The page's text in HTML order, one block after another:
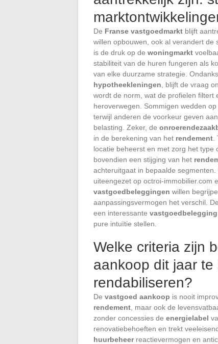
De Franse vastgoedmarkt blijft
willen opbouwen, ook al verandert de
is de druk op de woningmarkt
stabiliteit van de huren fungeren als
van elke duurzame strategie.
hypotheekleningen , blijft de vraag
wordt de norm, wat de profielen filtert
heroverwegen. Sommigen wedden op
terwijl anderen de voorkeur geven aan
belasting. Zeker, de
in de berekening van het rendement
locatie beheerst en met zorg het type
bovendien een stijging van het
achteruitgaat in bepaalde
uiteengezet op octroi-immobilier.com
vastgoedbeleggingen willen
aanpassingsvermogen het verschil.
een interessante
pure intuïtie stellen.
Welke criteria zijn
aankoop dit jaar
rendabiliseren?
De vastgoed aankoop is nooit
rendement , maar ook de
zonder concessies de energielabel
renovatiebehoeften en trekt
huurbeheerreactievermogen en